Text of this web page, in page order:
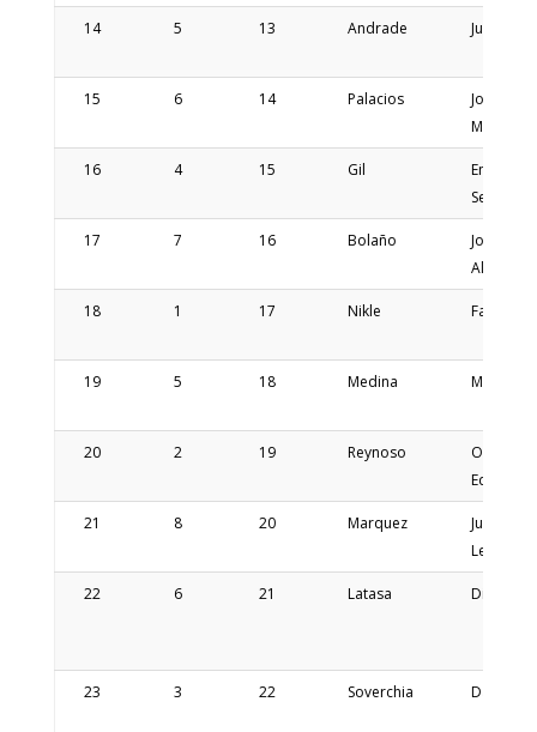
14 5 13 Andrade Juan Jose
15 6 14 Palacios
Jose
Maria
16 4 15 Gil
Emilio
Sebastian
17 7 16 Bolaño
Jorge
Alberto
18 1 17 Nikle Fabian
19 5 18 Medina Matias
20 2 19 Reynoso
Omar
Eduardo
21 8 20 Marquez
Justo
Leonardo
22 6 21 Latasa Diego
23 3 22 Soverchia Damian